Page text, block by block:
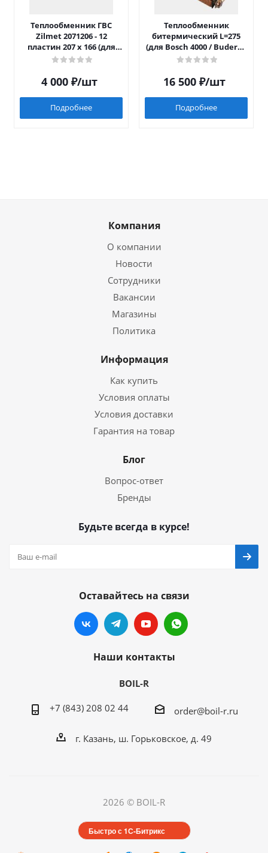
Теплообменник ГВС
Zilmet 2071206 - 12
пластин 207 x 166 (для
Luna/Eco Four после 2014)
4 000₽/шт
Подробнее
Теплообменник
битермический L=275
(для Bosch 4000 / Buderus
042)
16 500₽/шт
Подробнее
Компания
О компании
Новости
Сотрудники
Вакансии
Магазины
Политика
Информация
Как купить
Условия оплаты
Условия доставки
Гарантия на товар
Блог
Вопрос-ответ
Бренды
Будьте всегда в курсе!
Оставайтесь на связи
Наши контакты
BOIL-R
+7 (843) 208 02 44 order@boil-r.ru
г. Казань, ш. Горьковское, д. 49
2026 © BOIL-R
Быстро с 1С-Битрикс